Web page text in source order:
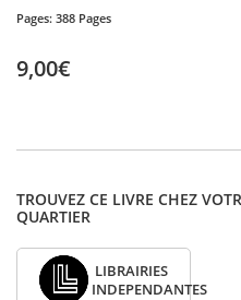
Pages: 388 Pages
9,00€
TROUVEZ CE LIVRE CHEZ
QUARTIER
LIBRAIRIES
INDEPENDANTES